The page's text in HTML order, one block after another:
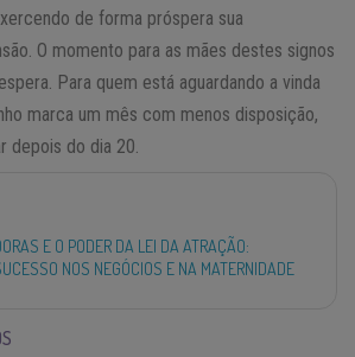
de forma próspera sua
O momento para as mães destes signos
Para quem está aguardando a vinda
marca um mês com menos disposição,
depois do dia 20.
E O PODER DA LEI DA ATRAÇÃO:
NOS NEGÓCIOS E NA MATERNIDADE